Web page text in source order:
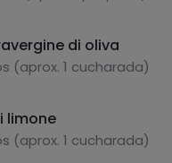
di oliva
(aprox. 1 cucharada)
limone
(aprox. 1 cucharada)
proteine